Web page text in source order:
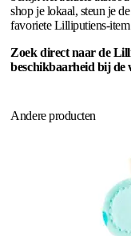
shop je lokaal, steun je
favoriete Lilliputiens-
Zoek direct naar de
beschikbaarheid bij de
Andere producten